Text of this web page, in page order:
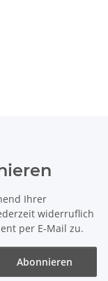
Ihrer
widerruflich
per E-Mail zu.
Abonnieren